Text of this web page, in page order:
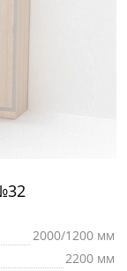
2000/1200 мм
2200 мм